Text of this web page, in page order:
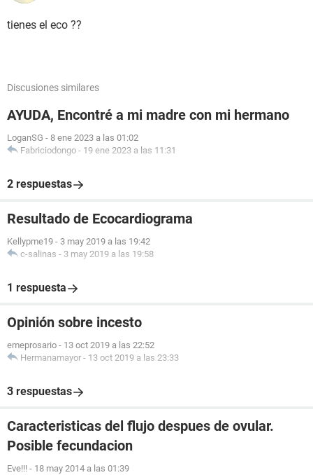
tienes el eco ??
Discusiones similares
AYUDA, Encontré a mi madre con mi hermano
LoganSG - 8 ene 2023 a las 01:02
Fabriciodongo - 19 ene 2023 a las 11:31
2 respuestas
Resultado de Ecocardiograma
Kellypme19 - 3 may 2019 a las 19:42
c-salinas - 3 may 2019 a las 19:58
1 respuesta
Opinión sobre incesto
emeprosario - 13 oct 2019 a las 22:52
Hermanamayor - 13 oct 2019 a las 23:33
3 respuestas
Caracteristicas del flujo despues de ovular.
Posible fecundacion
Eve!!! - 18 may 2014 a las 01:39